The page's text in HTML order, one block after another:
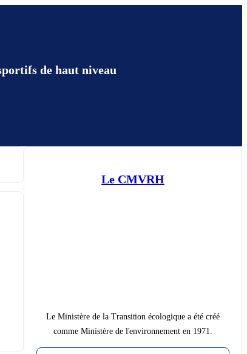
de haut niveau
Le CMVRH
Le Ministère de la Transition écologique a été créé
comme Ministère de l'environnement en 1971.